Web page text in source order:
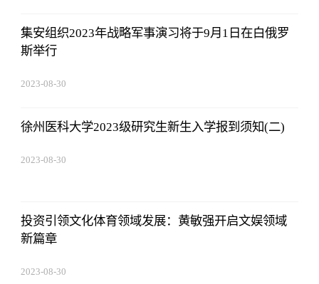
集安组织2023年战略军事演习将于9月1日在白俄罗
斯举行
2023-08-30
徐州医科大学2023级研究生新生入学报到须知(二)
2023-08-30
投资引领文化体育领域发展：黄敏强开启文娱领域
新篇章
2023-08-30